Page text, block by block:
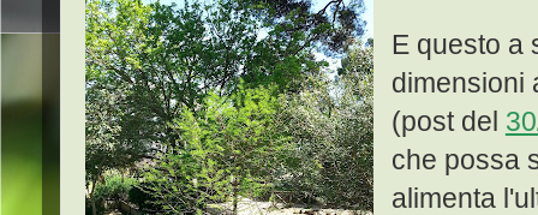
E questo a
dimensioni
(post del
che possa
alimenta